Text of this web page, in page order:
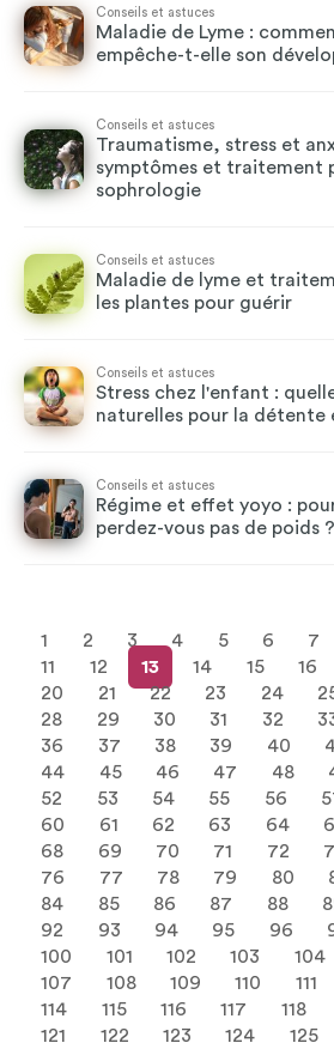
Conseils et astuces
Maladie de Lyme :
empêche-t-elle son
Conseils et astuces
Traumatisme, stress et
symptômes et traitement
sophrologie
Conseils et astuces
Maladie de lyme et
les plantes pour guérir
Conseils et astuces
Stress chez l'enfant :
naturelles pour la détente
Conseils et astuces
Régime et effet yoyo :
perdez-vous pas de poids ?
1 2 3 4 5 6 7
11
12 13 14 15 16
20
21 22 23 24
28
29 30 31 32
36
37 38 39 40
44
45 46 47 48
52
53 54 55 56
60
61 62 63 64
68
69 70 71 72
76
77 78 79 80
84
85 86 87 88
92
93 94 95 96
100
101 102 103 104
107
108 109 110 111
114
115 116 117 118
121
122 123 124 125